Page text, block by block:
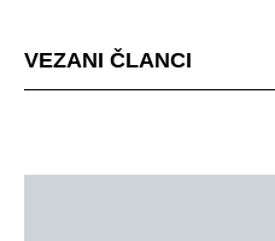
VEZANI ČLANCI